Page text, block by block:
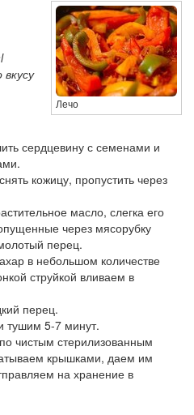
Лечо
сердцевину с семенами и
кожицу, пропустить через
масло, слегка его
через мясорубку
перец.
в небольшом количестве
струйкой вливаем в
перец.
тушим 5-7 минут.
чистым стерилизованным
крышками, даем им
на хранение в